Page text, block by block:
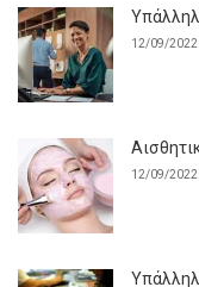
12/09/2022
12/09/2022